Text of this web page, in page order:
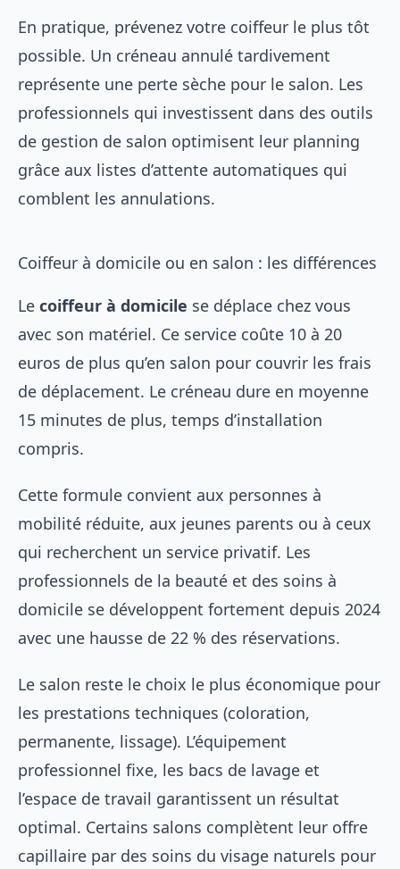
En pratique, prévenez votre coiffeur le plus tôt
possible. Un créneau annulé tardivement
représente une perte sèche pour le salon. Les
professionnels qui investissent dans des outils
de gestion de salon optimisent leur planning
grâce aux listes d’attente automatiques qui
comblent les annulations.
Coiffeur à domicile ou en salon : les différences
Le coiffeur à domicile se déplace chez vous
avec son matériel. Ce service coûte 10 à 20
euros de plus qu’en salon pour couvrir les frais
de déplacement. Le créneau dure en moyenne
15 minutes de plus, temps d’installation
compris.
Cette formule convient aux personnes à
mobilité réduite, aux jeunes parents ou à ceux
qui recherchent un service privatif. Les
professionnels de la beauté et des soins à
domicile se développent fortement depuis 2024
avec une hausse de 22 % des réservations.
Le salon reste le choix le plus économique pour
les prestations techniques (coloration,
permanente, lissage). L’équipement
professionnel fixe, les bacs de lavage et
l’espace de travail garantissent un résultat
optimal. Certains salons complètent leur offre
capillaire par des soins du visage naturels pour